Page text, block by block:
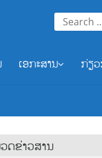
Search
for:
ເອກະສານ ກ່ຽ
ດຂ່າວສານ